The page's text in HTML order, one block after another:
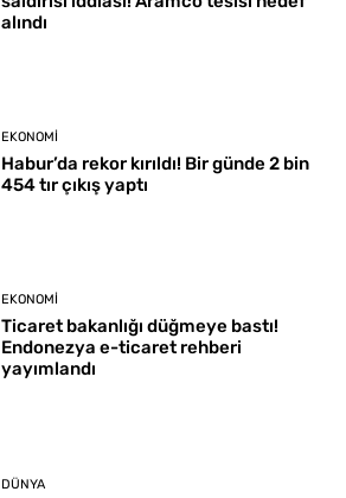
alındı
EKONOMI
Habur’da rekor kırıldı! Bir günde 2 bin
454 tır çıkış yaptı
EKONOMI
Ticaret bakanlığı düğmeye bastı!
Endonezya e-ticaret rehberi
yayımlandı
DÜNYA